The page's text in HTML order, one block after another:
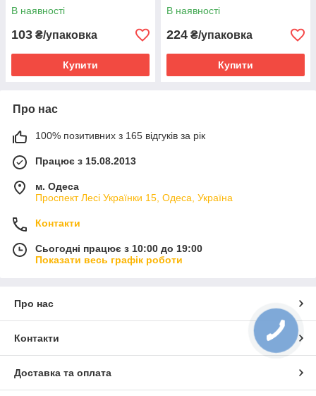
В наявності
103 ₴/упаковка
Купити
В наявності
224 ₴/упаковка
Купити
Про нас
100% позитивних з 165 відгуків за рік
Працює з 15.08.2013
м. Одеса
Проспект Лесі Українки 15, Одеса, Україна
Контакти
Сьогодні працює з 10:00 до 19:00
Показати весь графік роботи
Про нас
Контакти
Доставка та оплата